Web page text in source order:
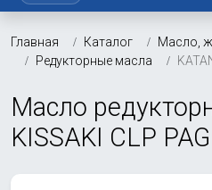
Главная Каталог
Масло,
Редукторные масла
Масло
KISSAKI CLP